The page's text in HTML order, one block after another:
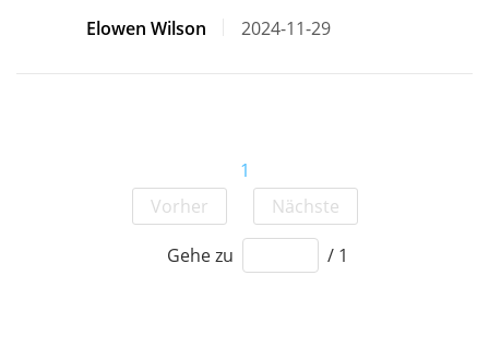
Elowen Wilson
2024-11-29
Vorher
1
Nächste
Gehe zu / 1